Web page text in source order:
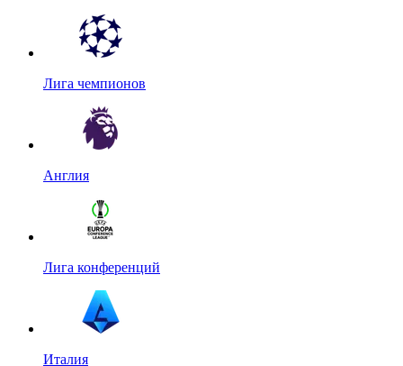
Лига чемпионов
Англия
Лига конференций
Италия